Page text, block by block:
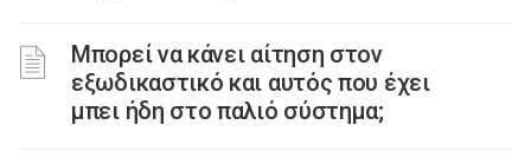
Μπορεί να κάνει αίτηση στον
εξωδικαστικό και αυτός που έχει
μπει ήδη στο παλιό σύστημα;